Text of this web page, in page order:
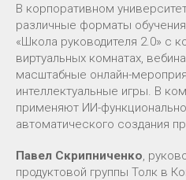
В корпоративном
различные форматы
«Школа руководителя 2.0» с
виртуальных комнатах,
масштабные онлайн-
интеллектуальные игры. В
применяют ИИ-
автоматического создания
Павел Скрипниченко,
продуктовой группы Толк в